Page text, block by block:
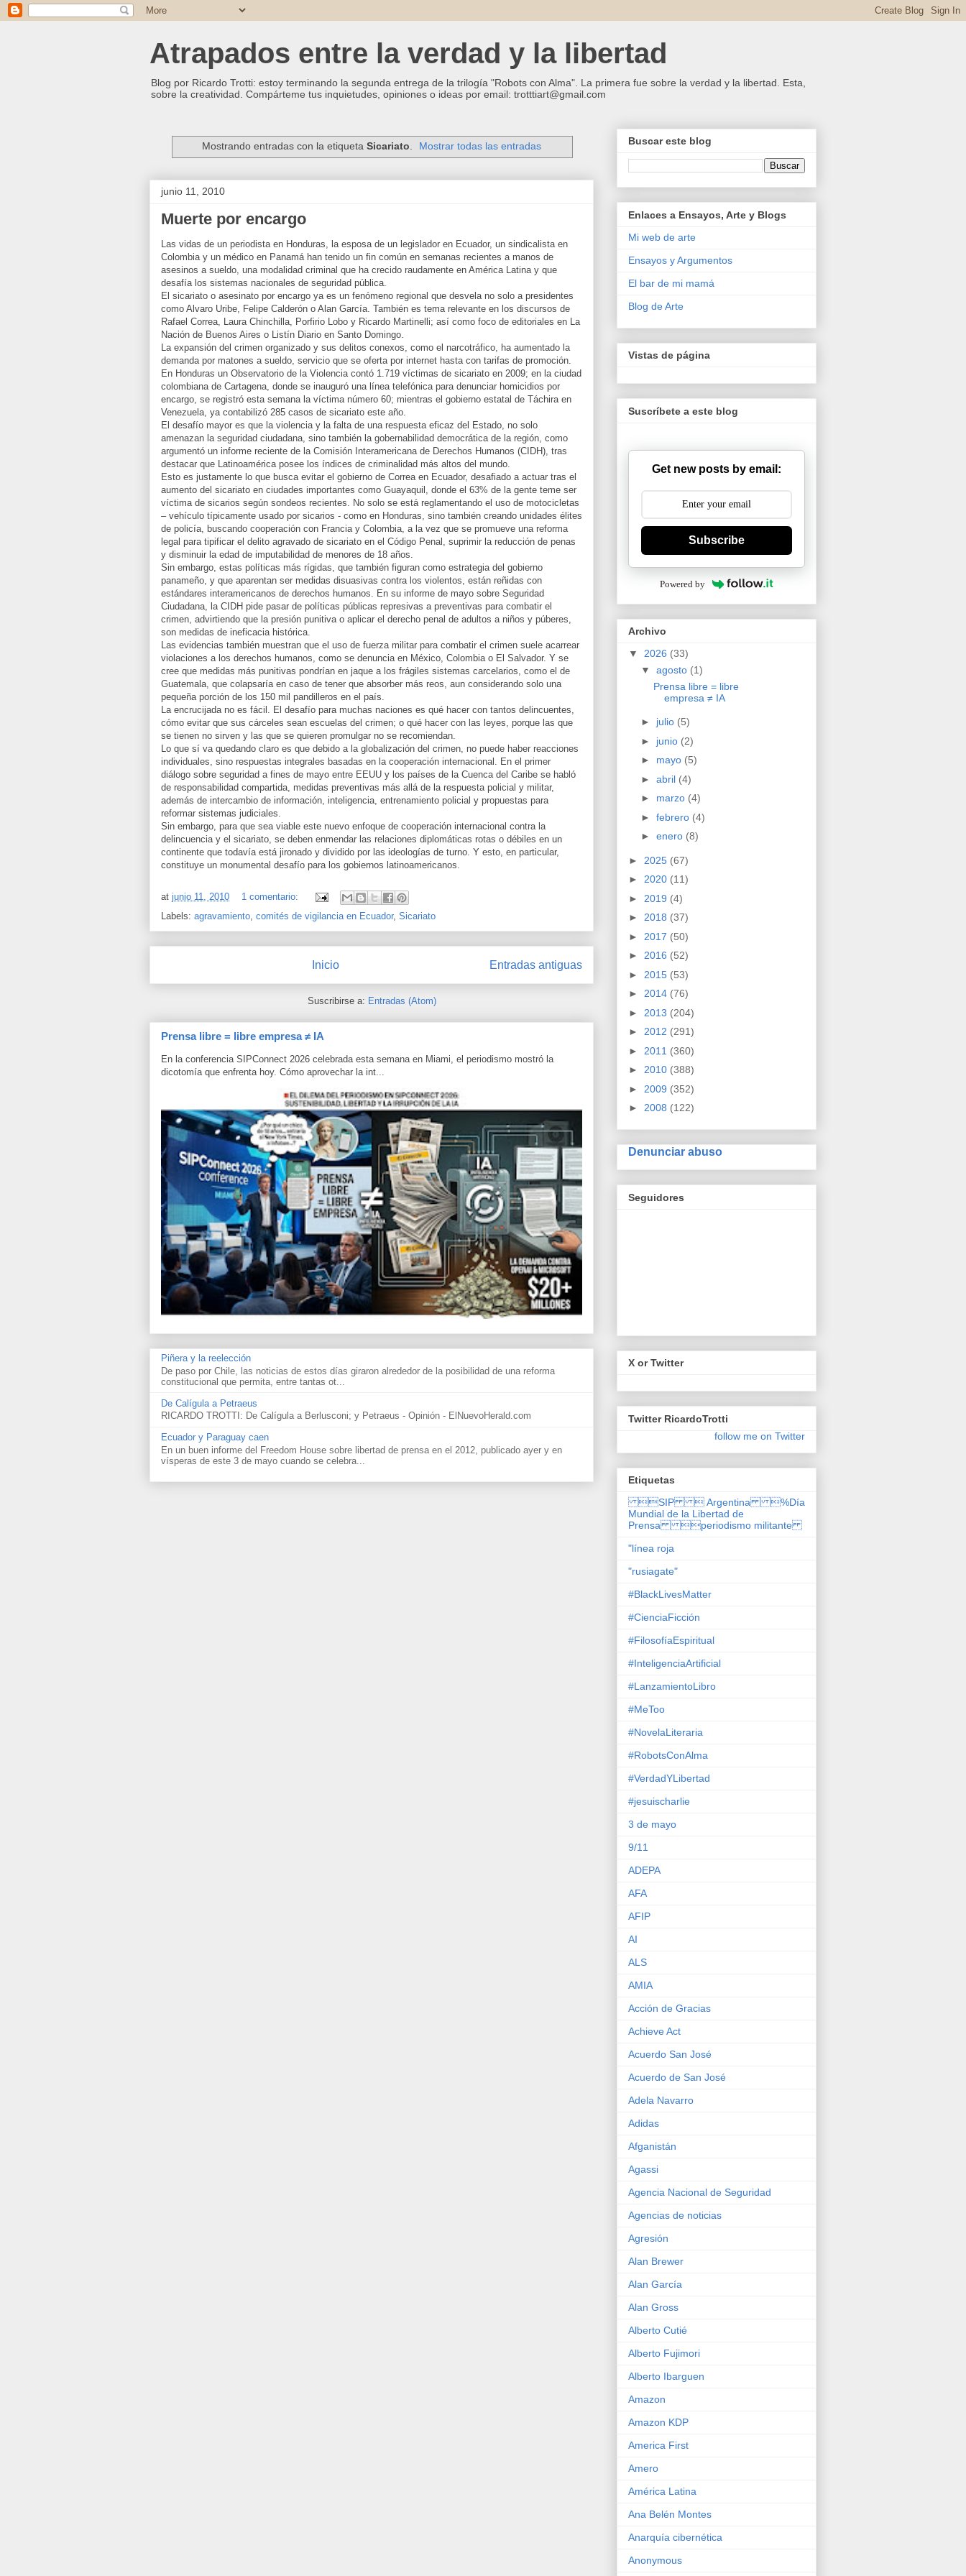
Atrapados entre la verdad y la libertad
Blog por Ricardo Trotti: estoy terminando la segunda entrega de la trilogía "Robots con Alma". La primera fue sobre la verdad y la libertad. Esta,
sobre la creatividad. Compárteme tus inquietudes, opiniones o ideas por email: trotttiart@gmail.com
Mostrando entradas con la etiqueta Sicariato. Mostrar todas las entradas
junio 11, 2010
Muerte por encargo
Las vidas de un periodista en Honduras, la esposa de un legislador en Ecuador, un sindicalista en
Colombia y un médico en Panamá han tenido un fin común en semanas recientes a manos de
asesinos a sueldo, una modalidad criminal que ha crecido raudamente en América Latina y que
desafía los sistemas nacionales de seguridad pública.
El sicariato o asesinato por encargo ya es un fenómeno regional que desvela no solo a presidentes
como Alvaro Uribe, Felipe Calderón o Alan García. También es tema relevante en los discursos de
Rafael Correa, Laura Chinchilla, Porfirio Lobo y Ricardo Martinelli; así como foco de editoriales en La
Nación de Buenos Aires o Listín Diario en Santo Domingo.
La expansión del crimen organizado y sus delitos conexos, como el narcotráfico, ha aumentado la
demanda por matones a sueldo, servicio que se oferta por internet hasta con tarifas de promoción.
En Honduras un Observatorio de la Violencia contó 1.719 víctimas de sicariato en 2009; en la ciudad
colombiana de Cartagena, donde se inauguró una línea telefónica para denunciar homicidios por
encargo, se registró esta semana la víctima número 60; mientras el gobierno estatal de Táchira en
Venezuela, ya contabilizó 285 casos de sicariato este año.
El desafío mayor es que la violencia y la falta de una respuesta eficaz del Estado, no solo
amenazan la seguridad ciudadana, sino también la gobernabilidad democrática de la región, como
argumentó un informe reciente de la Comisión Interamericana de Derechos Humanos (CIDH), tras
destacar que Latinoamérica posee los índices de criminalidad más altos del mundo.
Esto es justamente lo que busca evitar el gobierno de Correa en Ecuador, desafiado a actuar tras el
aumento del sicariato en ciudades importantes como Guayaquil, donde el 63% de la gente teme ser
víctima de sicarios según sondeos recientes. No solo se está reglamentando el uso de motocicletas
– vehículo típicamente usado por sicarios - como en Honduras, sino también creando unidades élites
de policía, buscando cooperación con Francia y Colombia, a la vez que se promueve una reforma
legal para tipificar el delito agravado de sicariato en el Código Penal, suprimir la reducción de penas
y disminuir la edad de imputabilidad de menores de 18 años.
Sin embargo, estas políticas más rígidas, que también figuran como estrategia del gobierno
panameño, y que aparentan ser medidas disuasivas contra los violentos, están reñidas con
estándares interamericanos de derechos humanos. En su informe de mayo sobre Seguridad
Ciudadana, la CIDH pide pasar de políticas públicas represivas a preventivas para combatir el
crimen, advirtiendo que la presión punitiva o aplicar el derecho penal de adultos a niños y púberes,
son medidas de ineficacia histórica.
Las evidencias también muestran que el uso de fuerza militar para combatir el crimen suele acarrear
violaciones a los derechos humanos, como se denuncia en México, Colombia o El Salvador. Y se
cree que medidas más punitivas pondrían en jaque a los frágiles sistemas carcelarios, como el de
Guatemala, que colapsaría en caso de tener que absorber más reos, aun considerando solo una
pequeña porción de los 150 mil pandilleros en el país.
La encrucijada no es fácil. El desafío para muchas naciones es qué hacer con tantos delincuentes,
cómo evitar que sus cárceles sean escuelas del crimen; o qué hacer con las leyes, porque las que
se tienen no sirven y las que se quieren promulgar no se recomiendan.
Lo que sí va quedando claro es que debido a la globalización del crimen, no puede haber reacciones
individuales, sino respuestas integrales basadas en la cooperación internacional. En el primer
diálogo sobre seguridad a fines de mayo entre EEUU y los países de la Cuenca del Caribe se habló
de responsabilidad compartida, medidas preventivas más allá de la respuesta policial y militar,
además de intercambio de información, inteligencia, entrenamiento policial y propuestas para
reformar sistemas judiciales.
Sin embargo, para que sea viable este nuevo enfoque de cooperación internacional contra la
delincuencia y el sicariato, se deben enmendar las relaciones diplomáticas rotas o débiles en un
continente que todavía está jironado y dividido por las ideologías de turno. Y esto, en particular,
constituye un monumental desafío para los gobiernos latinoamericanos.
at junio 11, 2010
1 comentario:
Labels: agravamiento comités de vigilancia en Ecuador, Sicariato
Entradas antiguas
Inicio
Suscribirse a: Entradas (Atom)
Prensa libre = libre empresa ≠ IA
En la conferencia SIPConnect 2026 celebrada esta semana en Miami, el periodismo mostró la
dicotomía que enfrenta hoy. Cómo aprovechar la int...
Piñera y la reelección
De paso por Chile, las noticias de estos días giraron alrededor de la posibilidad de una reforma
constitucional que permita, entre tantas ot...
De Calígula a Petraeus
RICARDO TROTTI: De Calígula a Berlusconi; y Petraeus - Opinión - ElNuevoHerald.com
Ecuador y Paraguay caen
En un buen informe del Freedom House sobre libertad de prensa en el 2012, publicado ayer y en
vísperas de este 3 de mayo cuando se celebra...
Buscar este blog
Enlaces a Ensayos, Arte y Blogs
Mi web de arte
Ensayos y Argumentos
El bar de mi mamá
Blog de Arte
Vistas de página
Suscríbete a este blog
Get new posts by email:
Subscribe
Powered by
Archivo
▼ 2026 (33)
▼ agosto (1)
Prensa libre = libre
empresa ≠ IA
► julio (5)
► junio (2)
► mayo (5)
► abril (4)
► marzo (4)
► febrero (4)
► enero (8)
► 2025 (67)
► 2020 (11)
► 2019 (4)
► 2018 (37)
► 2017 (50)
► 2016 (52)
► 2015 (53)
► 2014 (76)
► 2013 (204)
► 2012 (291)
► 2011 (360)
► 2010 (388)
► 2009 (352)
► 2008 (122)
Denunciar abuso
Seguidores
X or Twitter
Twitter RicardoTrotti
follow me on Twitter
Etiquetas
SIP  Argentina %Día
Mundial de la Libertad de
Prensa periodismo militante
"línea roja
"rusiagate"
#BlackLivesMatter
#CienciaFicción
#FilosofíaEspiritual
#InteligenciaArtificial
#LanzamientoLibro
#MeToo
#NovelaLiteraria
#RobotsConAlma
#VerdadYLibertad
#jesuischarlie
3 de mayo
9/11
ADEPA
AFA
AFIP
AI
ALS
AMIA
Acción de Gracias
Achieve Act
Acuerdo San José
Acuerdo de San José
Adela Navarro
Adidas
Afganistán
Agassi
Agencia Nacional de Seguridad
Agencias de noticias
Agresión
Alan Brewer
Alan García
Alan Gross
Alberto Cutié
Alberto Fujimori
Alberto Ibarguen
Amazon
Amazon KDP
America First
Amero
América Latina
Ana Belén Montes
Anarquía cibernética
Anonymous